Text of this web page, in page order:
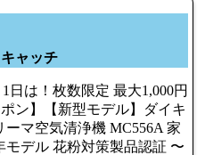
ャッチ
1日は！枚数限定 最大1,000円
ン】【新型モデル】ダイキ
ーマ空気清浄機 MC556A 家
モデル 花粉対策製品認証 〜